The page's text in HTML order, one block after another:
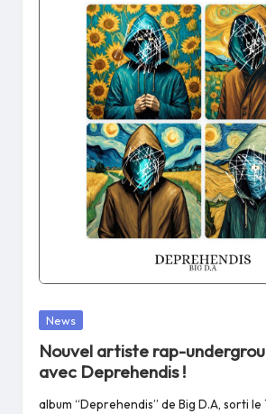
Posted
News
Nouvel artiste rap-
avec Deprehendis !
album “Deprehendis” de Big D.A, sorti le